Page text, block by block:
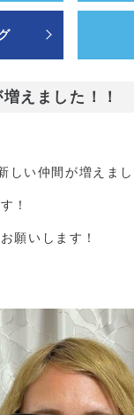
えました！！
しい仲間が増えま
！
願いします！